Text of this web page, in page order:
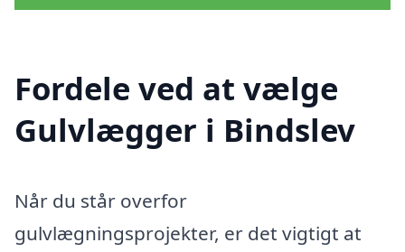
Fordele ved at vælge
Gulvlægger i Bindslev
Når du står overfor
gulvlægningsprojekter, er det vigtigt at